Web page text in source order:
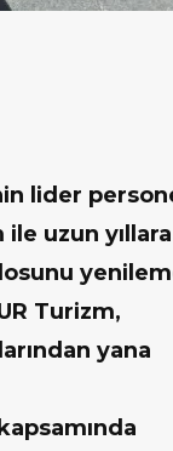
lider
ile uzun yıllara
Turizm,
yana